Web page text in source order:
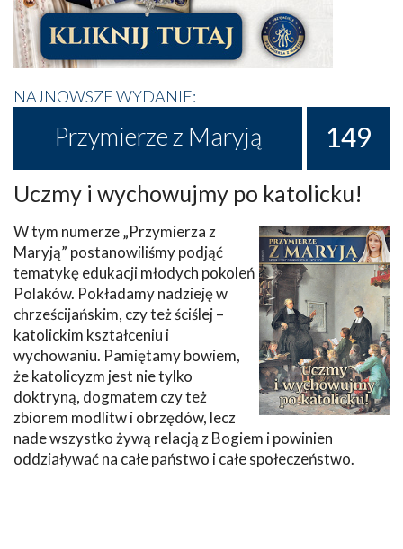
NAJNOWSZE WYDANIE:
Przymierze z Maryją 149
Uczmy i wychowujmy po katolicku!
W tym numerze „Przymierza z
Maryją” postanowiliśmy podjąć
tematykę edukacji młodych pokoleń
Polaków. Pokładamy nadzieję w
chrześcijańskim, czy też ściślej –
katolickim kształceniu i
wychowaniu. Pamiętamy bowiem,
że katolicyzm jest nie tylko
doktryną, dogmatem czy też
zbiorem modlitw i obrzędów, lecz
nade wszystko żywą relacją z Bogiem i powinien
oddziaływać na całe państwo i całe społeczeństwo.